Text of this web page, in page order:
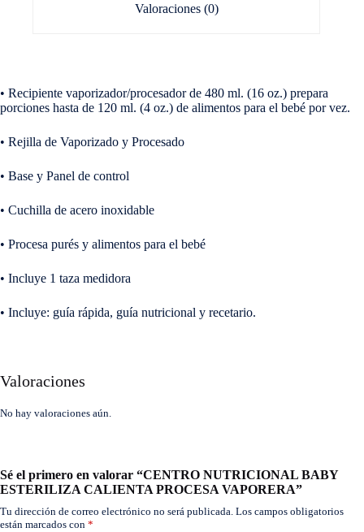
Valoraciones (0)
• Recipiente vaporizador/procesador de 480 ml. (16 oz.) prepara
porciones hasta de 120 ml. (4 oz.) de alimentos para el bebé por vez.
• Rejilla de Vaporizado y Procesado
• Base y Panel de control
• Cuchilla de acero inoxidable
• Procesa purés y alimentos para el bebé
• Incluye 1 taza medidora
• Incluye: guía rápida, guía nutricional y recetario.
Valoraciones
No hay valoraciones aún.
Sé el primero en valorar “CENTRO NUTRICIONAL BABY
ESTERILIZA CALIENTA PROCESA VAPORERA”
Tu dirección de correo electrónico no será publicada. Los campos obligatorios
están marcados con *